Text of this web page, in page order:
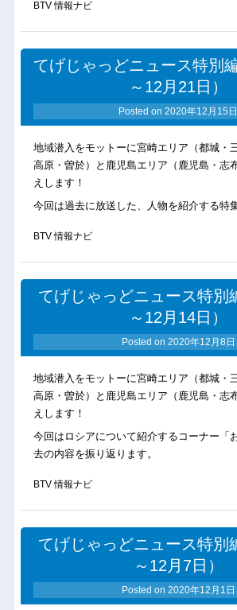
BTV 情報ナビ
てげじゃっどニュース特別
～12月21日）
Posted on 2020年12月15日
地域潜入をモットーに宮崎エリア（都城・
高原・曽於）と鹿児島エリア（鹿児島・志
えします！
今回は過去に放送した、人物を紹介する特
BTV 情報ナビ
てげじゃっどニュース特別
～12月14日）
Posted on 2020年12月8日
地域潜入をモットーに宮崎エリア（都城・
高原・曽於）と鹿児島エリア（鹿児島・志
えします！
今回はロシアについて紹介するコーナー「
去の内容を振り返ります。
BTV 情報ナビ
てげじゃっどニュース特別
～12月7日）
Posted on 2020年12月1日